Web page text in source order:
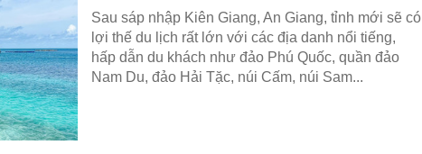
Sau sáp nhập Kiên Giang, An Giang, tỉnh mới sẽ có
lợi thế du lịch rất lớn với các địa danh nổi tiếng,
hấp dẫn du khách như đảo Phú Quốc, quần đảo
Nam Du, đảo Hải Tặc, núi Cấm, núi Sam...